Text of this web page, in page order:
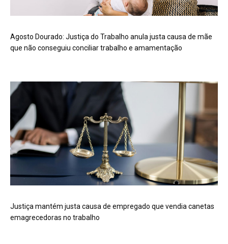
Agosto Dourado: Justiça do Trabalho anula justa causa de mãe
que não conseguiu conciliar trabalho e amamentação
Justiça mantém justa causa de empregado que vendia canetas
emagrecedoras no trabalho